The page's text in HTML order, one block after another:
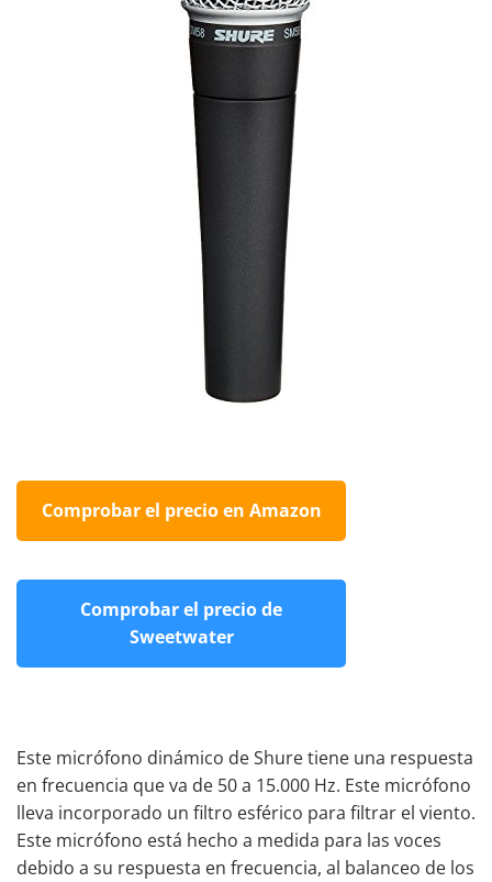
Comprobar el precio en Amazon
Comprobar el precio de
Sweetwater
Este micrófono dinámico de Shure tiene una respuesta
en frecuencia que va de 50 a 15.000 Hz. Este micrófono
lleva incorporado un filtro esférico para filtrar el viento.
Este micrófono está hecho a medida para las voces
debido a su respuesta en frecuencia, al balanceo de los